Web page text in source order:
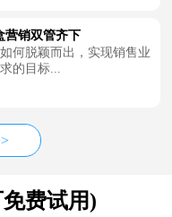
营销双管齐下
何脱颖而出，实现销售业
的目标...
费试用)